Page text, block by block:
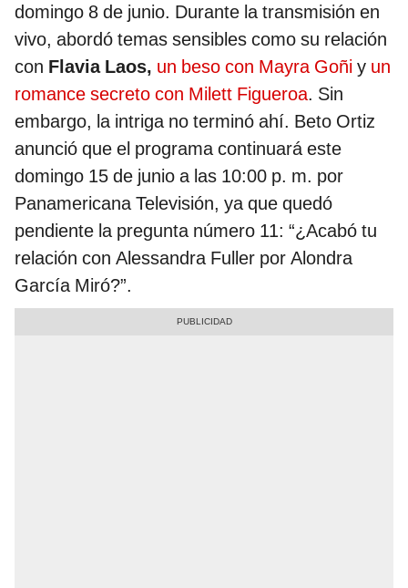
domingo 8 de junio. Durante la transmisión en
vivo, abordó temas sensibles como su relación
con Flavia Laos, un beso con Mayra Goñi y un
romance secreto con Milett Figueroa. Sin
embargo, la intriga no terminó ahí. Beto Ortiz
anunció que el programa continuará este
domingo 15 de junio a las 10:00 p. m. por
Panamericana Televisión, ya que quedó
pendiente la pregunta número 11: “¿Acabó tu
relación con Alessandra Fuller por Alondra
García Miró?”.